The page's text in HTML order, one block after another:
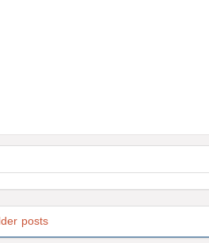
posts